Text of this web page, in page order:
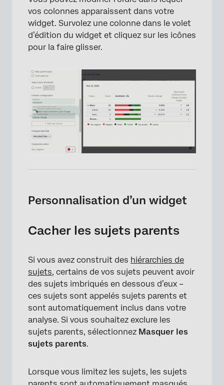
×
×
vos colonnes apparaissent dans votre
widget. Survolez une colonne dans le volet
d’édition du widget et cliquez sur les icônes
pour la faire glisser.
Personnalisation d’un widget
Cacher les sujets parents
Si vous avez construit des hiérarchies de
sujets, certains de vos sujets peuvent avoir
des sujets imbriqués en dessous d’eux –
ces sujets sont appelés sujets parents et
sont automatiquement inclus dans votre
analyse. Si vous souhaitez exclure les
sujets parents, sélectionnez Masquer les
sujets parents.
Lorsque vous limitez les sujets, les sujets